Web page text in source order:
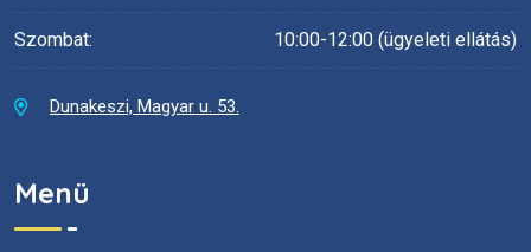
Szombat: 10:00-12:00 (ügyeleti ellátás)
Dunakeszi, Magyar u. 53.
Menü